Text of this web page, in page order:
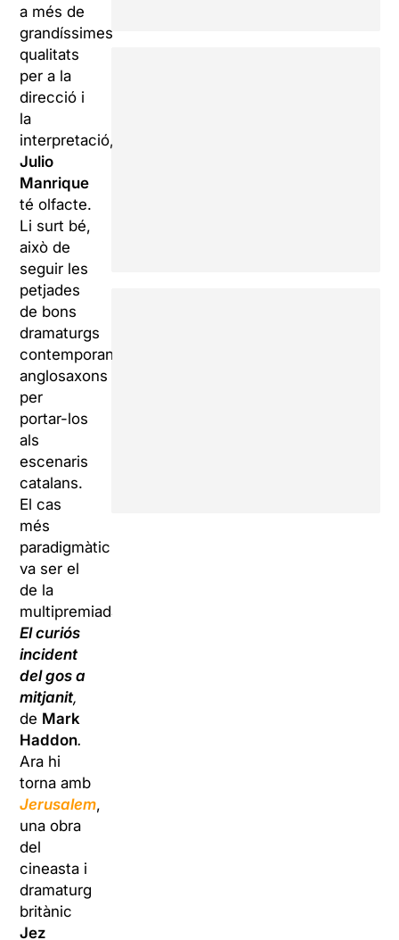
a més de
grandíssimes
qualitats
per a la
direcció i
la
interpretació,
Julio
Manrique
té olfacte.
Li surt bé,
això de
seguir les
petjades
de bons
dramaturgs
contemporanis
anglosaxons
per
portar-los
als
escenaris
catalans.
El cas
més
paradigmàtic
va ser el
de la
multipremiada
El curiós
incident
del gos a
mitjanit,
de Mark
Haddon.
Ara hi
torna amb
Jerusalem,
una obra
del
cineasta i
dramaturg
britànic
Jez